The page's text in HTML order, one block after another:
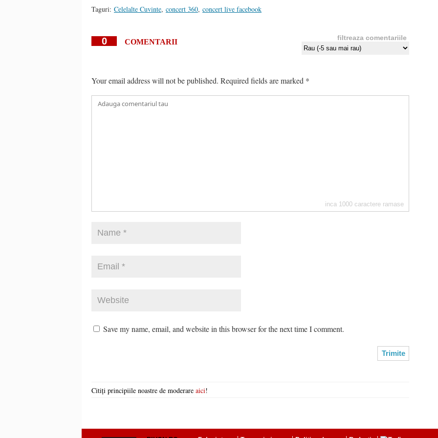
Taguri: Celelalte Cuvinte, concert 360, concert live facebook
0 COMENTARII filtreaza comentariile
Your email address will not be published. Required fields are marked *
inca 1000 caractere ramase
Save my name, email, and website in this browser for the next time I comment.
Citiți principiile noastre de moderare aici!